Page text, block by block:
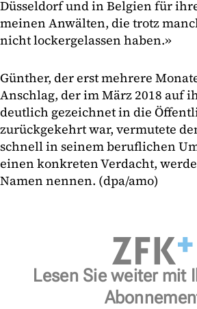
Düsseldorf und in Belgien für
meinen Anwälten, die trotz
nicht lockergelassen haben.»
Günther, der erst mehrere
Anschlag, der im März 2018 auf
deutlich gezeichnet in die
zurückgekehrt war, vermutete
schnell in seinem beruflichen
einen konkreten Verdacht,
Namen nennen. (dpa/amo)
Lesen Sie weiter mit